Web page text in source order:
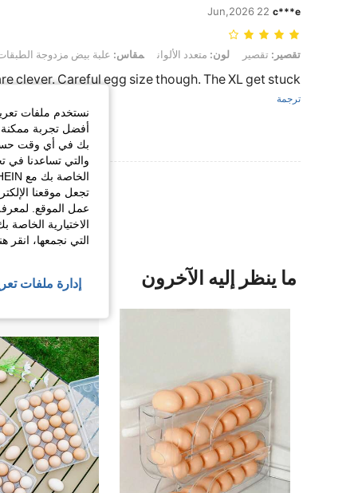
c***e
22 Jun,2026
تقصير: تقصير, لون: متعدد الألوان, مقاس: علبة بيض مزدوجة الطبقات - قطعة
تقصير: تقصير لون: متعدد الألوان مقاس: علبة بيض مزدوجة
clever. Careful egg size though. The XL get stuck
ترجمة
عرض المزيد من
ما ينظر إليه الآخرون
نستخدم ملفات
أفضل تجربة ممكنة
بك في أي وقت حسب
والتي تساعدنا في
تجعل موقعنا
عمل الموقع.
الاختيارية
التي نجمعها، انقر
إدارة ملفات